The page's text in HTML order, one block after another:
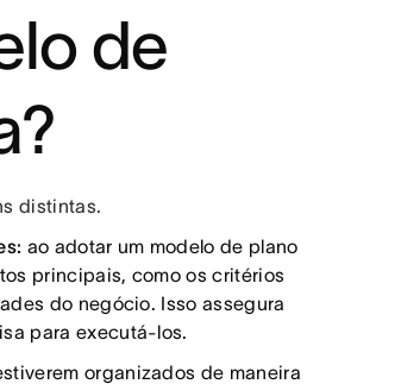
de
distintas.
ao adotar um modelo de plano
principais, como os critérios
do negócio. Isso assegura
para executá-los.
organizados de maneira